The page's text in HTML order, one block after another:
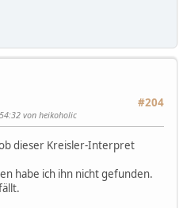
#204
von heikoholic
dieser Kreisler-Interpret
habe ich ihn nicht gefunden.